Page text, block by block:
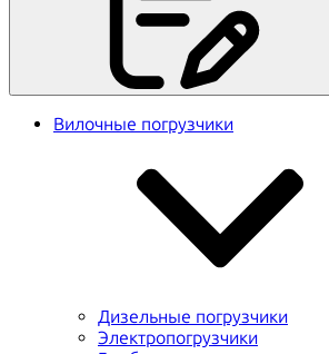
Вилочные погрузчики
Дизельные погрузчики
Электропогрузчики